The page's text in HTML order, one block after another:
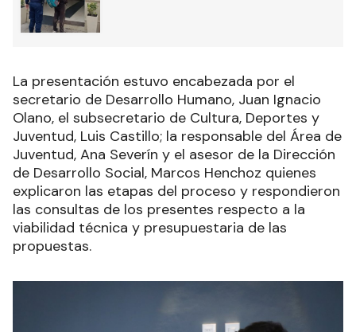
La presentación estuvo encabezada por el
secretario de Desarrollo Humano, Juan Ignacio
Olano, el subsecretario de Cultura, Deportes y
Juventud, Luis Castillo; la responsable del Área de
Juventud, Ana Severín y el asesor de la Dirección
de Desarrollo Social, Marcos Henchoz quienes
explicaron las etapas del proceso y respondieron
las consultas de los presentes respecto a la
viabilidad técnica y presupuestaria de las
propuestas.